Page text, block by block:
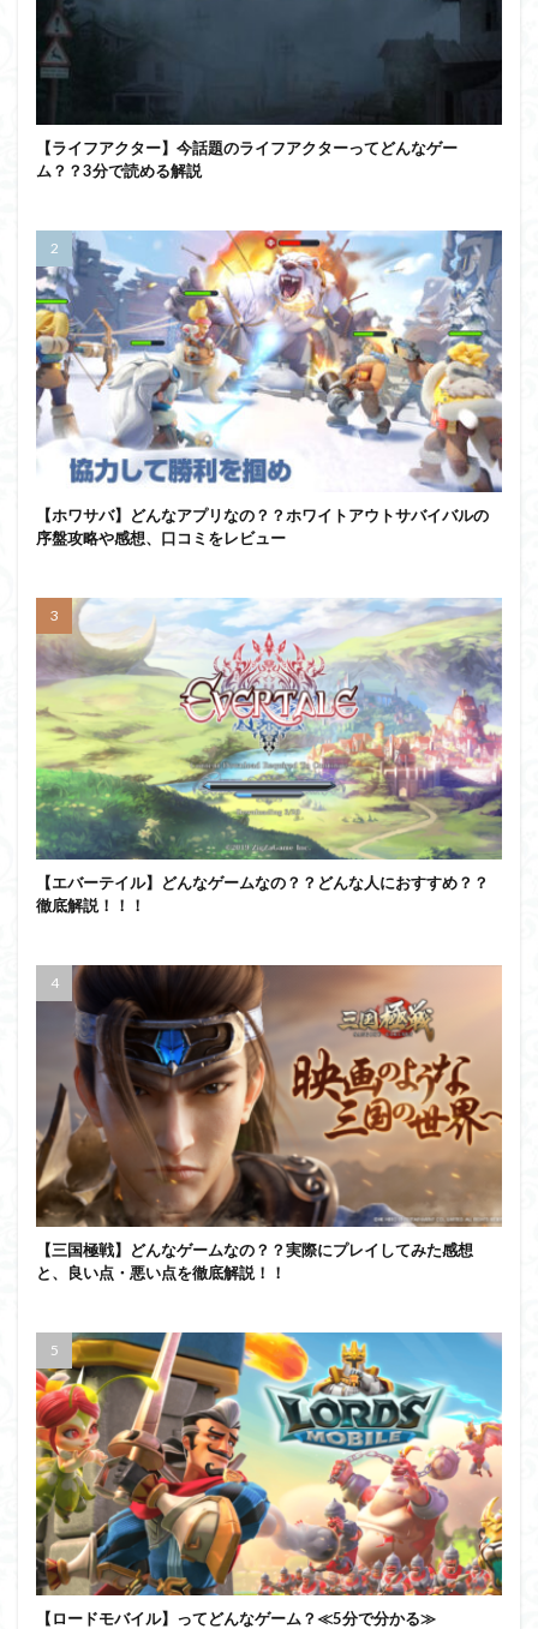
【ライフアクター】今話題のライフアクターってどんなゲー
ム？？3分で読める解説
【ホワサバ】どんなアプリなの？？ホワイトアウトサバイバルの
序盤攻略や感想、口コミをレビュー
【エバーテイル】どんなゲームなの？？どんな人におすすめ？？
徹底解説！！！
【三国極戦】どんなゲームなの？？実際にプレイしてみた感想
と、良い点・悪い点を徹底解説！！
【ロードモバイル】ってどんなゲーム？≪5分で分かる≫